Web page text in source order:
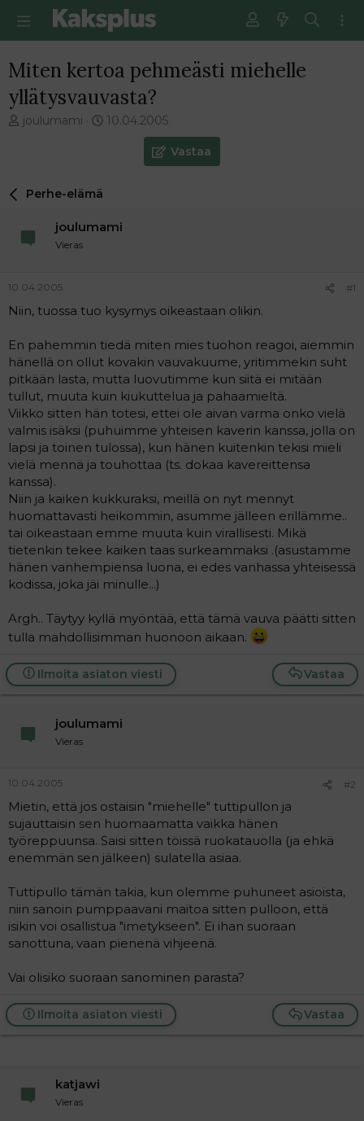
Miten kertoa pehmeästi miehelle
yllätysvauvasta?
V
e
t
n
a
i
t
t
a
j
a
joulumami
E
i
i
e
t
10.04.2005
Vastaa
Perhe-elämä
joulumami
Vieras
10.04.2005 #1
Niin, tuossa tuo kysymys oikeastaan olikin.
En pahemmin tiedä miten mies tuohon reagoi, aiemmin
hänellä on ollut kovakin vauvakuume, yritimmekin suht
pitkään lasta, mutta luovutimme kun siitä ei mitään
tullut, muuta kuin kiukuttelua ja pahaamieltä.
Viikko sitten hän totesi, ettei ole aivan varma onko vielä
valmis isäksi (puhuimme yhteisen kaverin kanssa, jolla on
lapsi ja toinen tulossa), kun hänen kuitenkin tekisi mieli
vielä mennä ja touhottaa (ts. dokaa kavereittensa
kanssa).
Niin ja kaiken kukkuraksi, meillä on nyt mennyt
huomattavasti heikommin, asumme jälleen erillämme..
tai oikeastaan emme muuta kuin virallisesti. Mikä
tietenkin tekee kaiken taas surkeammaksi .(asustamme
hänen vanhempiensa luona, ei edes vanhassa yhteisessä
kodissa, joka jäi minulle...)
Argh.. Täytyy kyllä myöntää, että tämä vauva päätti sitten
tulla mahdollisimman huonoon aikaan.
Vastaa
Ilmoita asiaton viesti
joulumami
Vieras
10.04.2005 #2
Mietin, että jos ostaisin "miehelle" tuttipullon ja
sujauttaisin sen huomaamatta vaikka hänen
työreppuunsa. Saisi sitten töissä ruokatauolla (ja ehkä
enemmän sen jälkeen) sulatella asiaa.
Tuttipullo tämän takia, kun olemme puhuneet asioista,
niin sanoin pumppaavani maitoa sitten pulloon, että
isikin voi osallistua "imetykseen". Ei ihan suoraan
sanottuna, vaan pienenä vihjeenä.
Vai olisiko suoraan sanominen parasta?
Vastaa
Ilmoita asiaton viesti
katjawi
Vieras